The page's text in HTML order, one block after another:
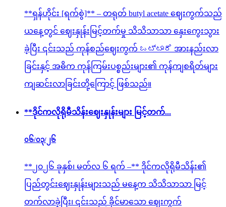
**ရှန်ဟိုင်း [ရက်စွဲ]** – တရုတ် butyl acetate ဈေးကွက်သည်
ယနေ့တွင် ဈေးနှုန်းမြင့်တက်မှု သိသိသာသာ နှေးကွေးသွား
ခဲ့ပြီး ၎င်းသည် ကုန်စည်ဈေးကွက် ಒಟ್ಟಾರೆ အားနည်းလာ
ခြင်းနှင့် အဓိက ကုန်ကြမ်းပစ္စည်းများ၏ ကုန်ကျစရိတ်များ
ကျဆင်းလာခြင်းတို့ကြောင့် ဖြစ်သည်။
**ဒိုင်ကလိုရိုမီသိန်းဈေးနှုန်းများ မြင့်တက်...
၀၆/၀၃/၂၆
**၂၀၂၆ ခုနှစ်၊ မတ်လ ၆ ရက် –** ဒိုင်ကလိုရိုမီသိန်း၏
ပြည်တွင်းဈေးနှုန်းများသည် မနေ့က သိသိသာသာ မြင့်
တက်လာခဲ့ပြီး၊ ၎င်းသည် ခိုင်မာသော ဈေးကွက်